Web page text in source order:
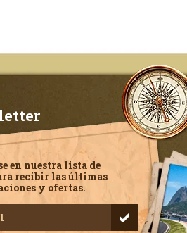
en nuestra lista de
recibir las últimas
y ofertas.